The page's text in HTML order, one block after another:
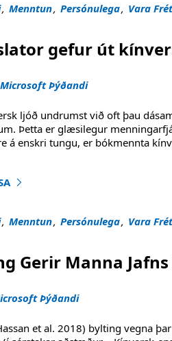
, Menntun, Persónulega, Vara
gefur út
Microsoft Þýðandi
ljóð undrumst við oft þau
Þetta er glæsilegur
á enskri tungu, er bókmennta
út bókmenntalega kínverska
, Menntun, Persónulega, Vara
Gerir Manna
Þýðandi
et al. 2018) bylting vegna